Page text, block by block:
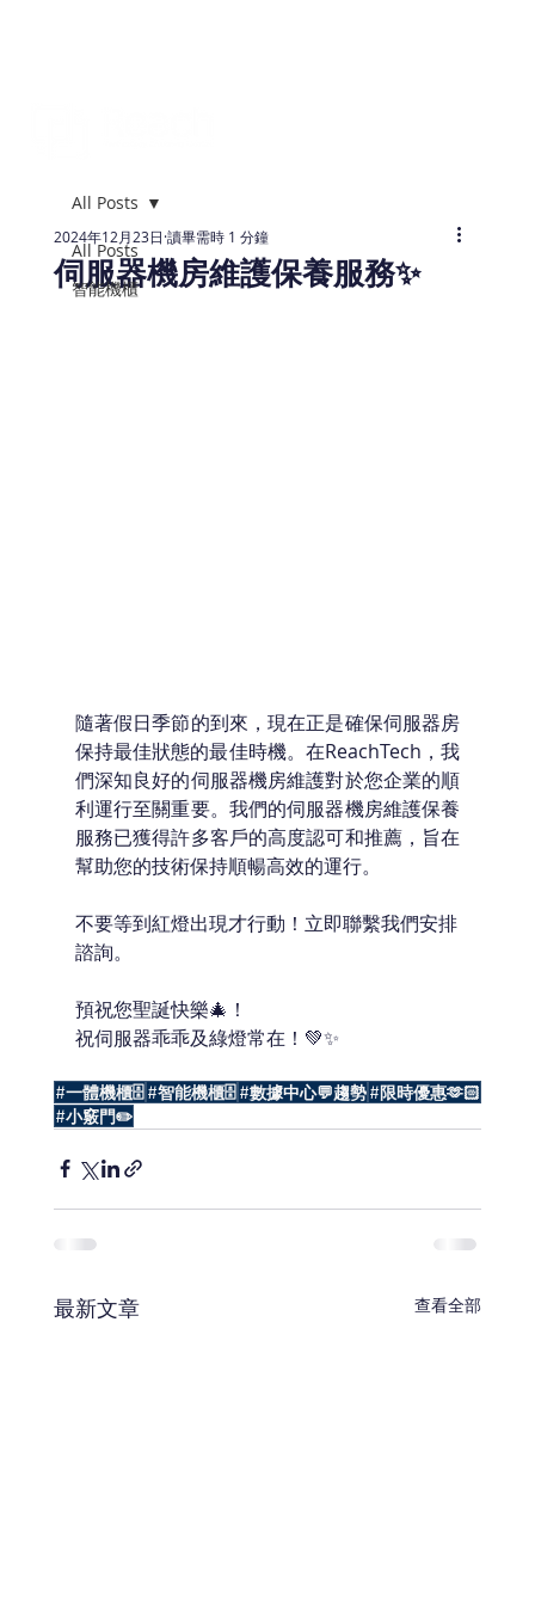
All Posts
智能機櫃
All Posts
伺服器機房維護保養服務✨
2024年12月23日 讀畢需時 1 分鐘
隨著假日季節的到來，現在正是確保伺服器房
保持最佳狀態的最佳時機。在ReachTech，我
們深知良好的伺服器機房維護對於您企業的順
利運行至關重要。我們的伺服器機房維護保養
服務已獲得許多客戶的高度認可和推薦，旨在
幫助您的技術保持順暢高效的運行。
不要等到紅燈出現才行動！立即聯繫我們安排
諮詢。
預祝您聖誕快樂🎄！
祝伺服器乖乖及綠燈常在！💚✨
#一體機櫃🗄️ #智能機櫃🗄️ #數據中心💬趨勢#限時優惠🫶🏻
#小竅門✏️
最新文章 查看全部